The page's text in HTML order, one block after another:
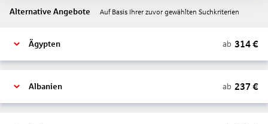
Alternative Angebote Auf Basis Ihrer zuvor gewählten Suchkriterien
Ägypten ab 314€
Albanien ab 237 €